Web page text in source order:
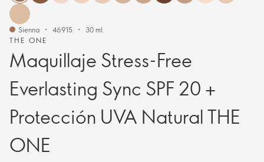
THE ONE
Maquillaje Stress-Free
Everlasting Sync SPF 20 +
Protección UVA Natural THE
ONE
Sienna 46915 30 ml.